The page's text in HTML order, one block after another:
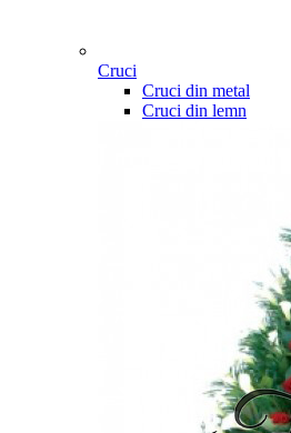
Cruci
Cruci din metal
Cruci din lemn